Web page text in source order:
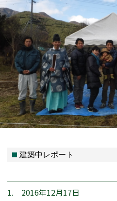
建築中レポート
1. 2016年12月17日